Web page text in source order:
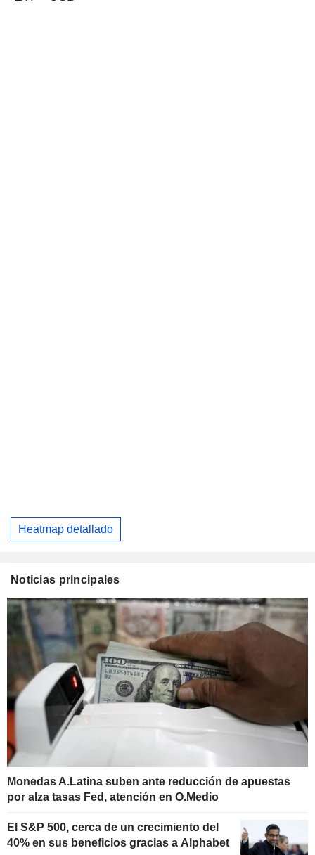
Heatmap detallado
Noticias principales
Monedas A.Latina suben ante reducción de apuestas
por alza tasas Fed, atención en O.Medio
El S&P 500, cerca de un crecimiento del
40% en sus beneficios gracias a Alphabet